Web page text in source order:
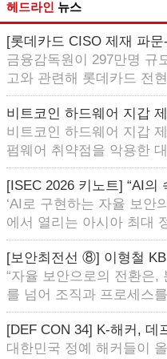
헤드라인 뉴스
[롯데카드 CISO 제재 파
금융감독원이 297만명 규
고와 관련해 롯데카드 전
비트코인 하드웨어 지갑
비트코인 하드웨어 지갑
펌웨어 취약점을 악용한
[ISEC 2026 키노트] “AI의
‘AI로 구현하는 자율 보안
에서 열리는 아시아 최대
[보안최전선 ⑧] 이형철
“자율 보안으로의 전환은,
를 넘어 조직과 프로세스
[DEF CON 34] K-해커, 데
대한민국 정예 해커들이